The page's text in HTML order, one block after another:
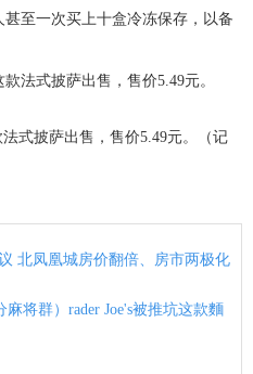
至一次买上十盒冷冻保存，以备
式披萨出售，售价5.49元。（记
北凤凰城房价翻倍、房市两极化
将群）rader Joe's被推坑这款麵